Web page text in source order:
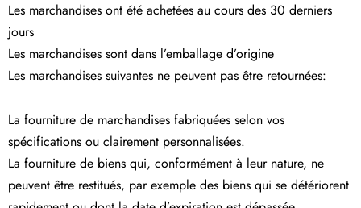
Les marchandises ont été achetées au cours des 30 derniers
jours
Les marchandises sont dans l’emballage d’origine
Les marchandises suivantes ne peuvent pas être retournées:
La fourniture de marchandises fabriquées selon vos
spécifications ou clairement personnalisées.
La fourniture de biens qui, conformément à leur nature, ne
peuvent être restitués, par exemple des biens qui se détériorent